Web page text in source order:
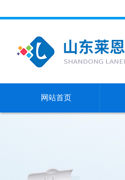
网站首页